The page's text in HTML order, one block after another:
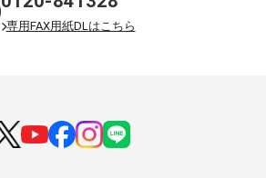
専用FAX用紙DLはこちら